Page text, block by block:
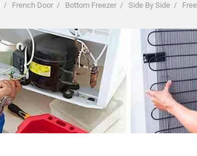
/ French Door / Bottom Freezer / Side By Side /